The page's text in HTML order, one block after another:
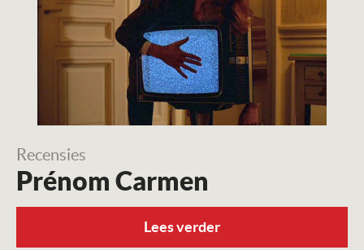
Recensies
Prénom Carmen
Lees verder